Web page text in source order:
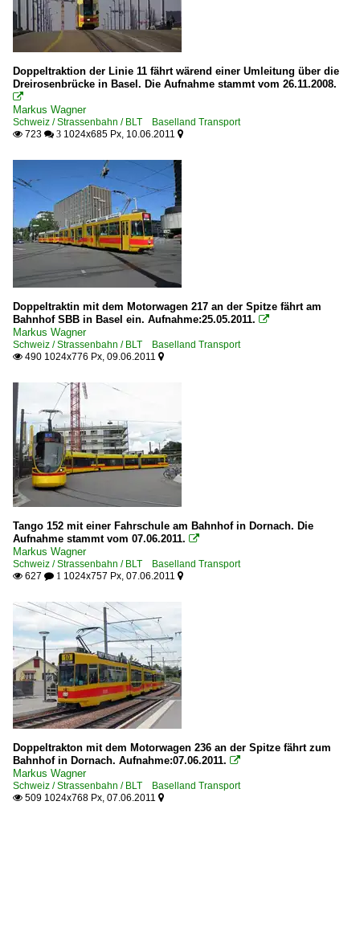
Doppeltraktion der Linie 11 fährt wärend einer Umleitung über die
Dreirosenbrücke in Basel. Die Aufnahme stammt vom 26.11.2008.

Markus Wagner
Schweiz / Strassenbahn / BLT Baselland Transport
 723  3 1024x685 Px, 10.06.2011 
Doppeltraktin mit dem Motorwagen 217 an der Spitze fährt am
Bahnhof SBB in Basel ein. Aufnahme:25.05.2011. 
Markus Wagner
Schweiz / Strassenbahn / BLT Baselland Transport
 490 1024x776 Px, 09.06.2011 
Tango 152 mit einer Fahrschule am Bahnhof in Dornach. Die
Aufnahme stammt vom 07.06.2011. 
Markus Wagner
Schweiz / Strassenbahn / BLT Baselland Transport
 627  1 1024x757 Px, 07.06.2011 
Doppeltrakton mit dem Motorwagen 236 an der Spitze fährt zum
Bahnhof in Dornach. Aufnahme:07.06.2011. 
Markus Wagner
Schweiz / Strassenbahn / BLT Baselland Transport
 509 1024x768 Px, 07.06.2011 